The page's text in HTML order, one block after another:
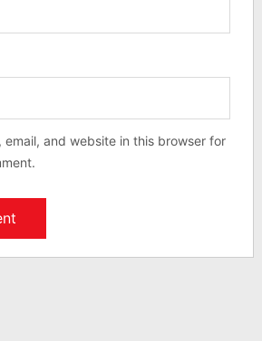
email, and website in this browser for